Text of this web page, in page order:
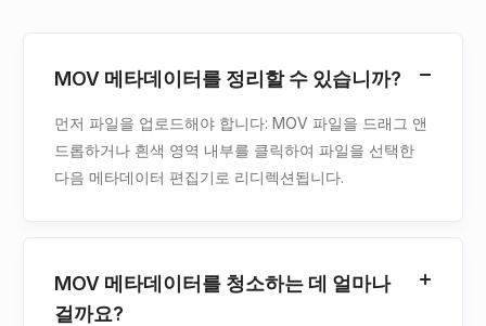
MOV 메타데이터를 정리할 수 있습니까?
먼저 파일을 업로드해야 합니다: MOV 파일을 드래그 앤
드롭하거나 흰색 영역 내부를 클릭하여 파일을 선택한
다음 메타데이터 편집기로 리디렉션됩니다.
MOV 메타데이터를 청소하는 데 얼마나
걸까요?